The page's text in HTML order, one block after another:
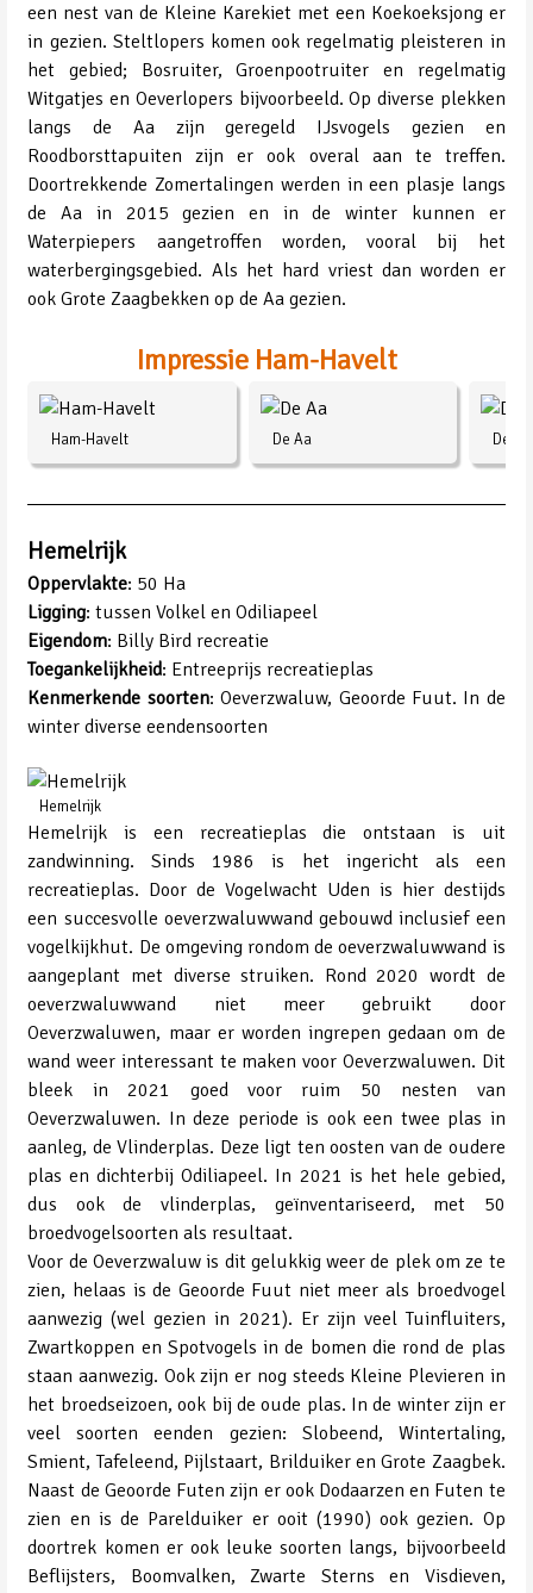
een nest van de Kleine Karekiet met een Koekoeksjong er
in gezien. Steltlopers komen ook regelmatig pleisteren in
het gebied; Bosruiter, Groenpootruiter en regelmatig
Witgatjes en Oeverlopers bijvoorbeeld. Op diverse plekken
langs de Aa zijn geregeld IJsvogels gezien en
Roodborsttapuiten zijn er ook overal aan te treffen.
Doortrekkende Zomertalingen werden in een plasje langs
de Aa in 2015 gezien en in de winter kunnen er
Waterpiepers aangetroffen worden, vooral bij het
waterbergingsgebied. Als het hard vriest dan worden er
ook Grote Zaagbekken op de Aa gezien.
Impressie Ham-Havelt
Ham-Havelt De Aa De Aa
Hemelrijk
Oppervlakte: 50 Ha
Ligging: tussen Volkel en Odiliapeel
Eigendom: Billy Bird recreatie
Toegankelijkheid: Entreeprijs recreatieplas
Kenmerkende soorten: Oeverzwaluw, Geoorde Fuut. In de
winter diverse eendensoorten
Hemelrijk
Hemelrijk is een recreatieplas die ontstaan is uit
zandwinning. Sinds 1986 is het ingericht als een
recreatieplas. Door de Vogelwacht Uden is hier destijds
een succesvolle oeverzwaluwwand gebouwd inclusief een
vogelkijkhut. De omgeving rondom de oeverzwaluwwand is
aangeplant met diverse struiken. Rond 2020 wordt de
oeverzwaluwwand niet meer gebruikt door
Oeverzwaluwen, maar er worden ingrepen gedaan om de
wand weer interessant te maken voor Oeverzwaluwen. Dit
bleek in 2021 goed voor ruim 50 nesten van
Oeverzwaluwen. In deze periode is ook een twee plas in
aanleg, de Vlinderplas. Deze ligt ten oosten van de oudere
plas en dichterbij Odiliapeel. In 2021 is het hele gebied,
dus ook de vlinderplas, geïnventariseerd, met 50
broedvogelsoorten als resultaat.
Voor de Oeverzwaluw is dit gelukkig weer de plek om ze te
zien, helaas is de Geoorde Fuut niet meer als broedvogel
aanwezig (wel gezien in 2021). Er zijn veel Tuinfluiters,
Zwartkoppen en Spotvogels in de bomen die rond de plas
staan aanwezig. Ook zijn er nog steeds Kleine Plevieren in
het broedseizoen, ook bij de oude plas. In de winter zijn er
veel soorten eenden gezien: Slobeend, Wintertaling,
Smient, Tafeleend, Pijlstaart, Brilduiker en Grote Zaagbek.
Naast de Geoorde Futen zijn er ook Dodaarzen en Futen te
zien en is de Parelduiker er ooit (1990) ook gezien. Op
doortrek komen er ook leuke soorten langs, bijvoorbeeld
Beflijsters, Boomvalken, Zwarte Sterns en Visdieven,